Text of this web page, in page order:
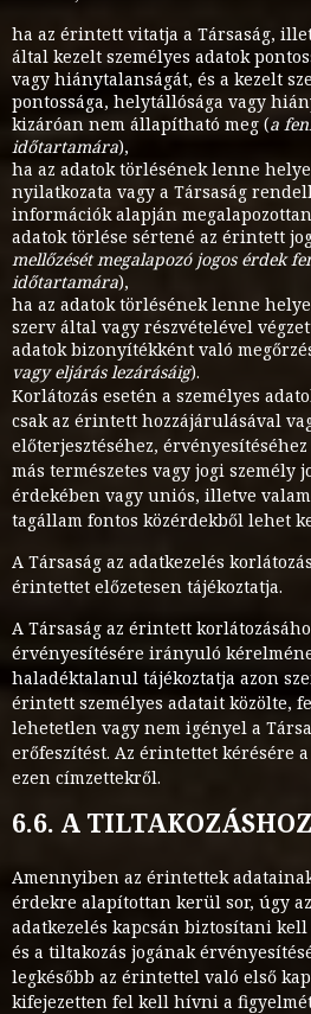
ha az érintett vitatja a Társaság,
által kezelt személyes adatok
vagy hiánytalanságát, és a kezelt
pontossága, helytállósága vagy
kizáróan nem állapítható meg (a
időtartamára),
ha az adatok törlésének lenne
nyilatkozata vagy a Társaság
információk alapján
adatok törlése sértené az érintett
mellőzését megalapozó jogos érdek
időtartamára),
ha az adatok törlésének lenne
szerv által vagy részvételével
adatok bizonyítékként való
vagy eljárás lezárásáig).
Korlátozás esetén a személyes
csak az érintett hozzájárulásával
előterjesztéséhez,
más természetes vagy jogi személy
érdekében vagy uniós, illetve
tagállam fontos közérdekből lehet
A Társaság az adatkezelés
érintettet előzetesen tájékoztatja.
A Társaság az érintett
érvényesítésére irányuló
haladéktalanul tájékoztatja azon
érintett személyes adatait közölte,
lehetetlen vagy nem igényel a
erőfeszítést. Az érintettet kérésére
ezen címzettekről.
6.6. A
Amennyiben az érintettek
érdekre alapítottan kerül sor, úgy
adatkezelés kapcsán biztosítani
és a tiltakozás jogának
legkésőbb az érintettel való első
kifejezetten fel kell hívni a